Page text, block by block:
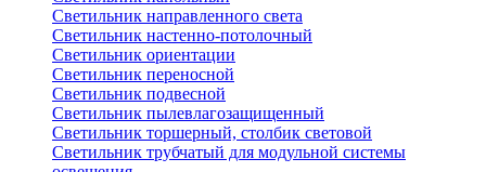
Светильник направленного света
Светильник настенно-потолочный
Светильник ориентации
Светильник переносной
Светильник подвесной
Светильник пылевлагозащищенный
Светильник торшерный, столбик световой
Светильник трубчатый для модульной системы